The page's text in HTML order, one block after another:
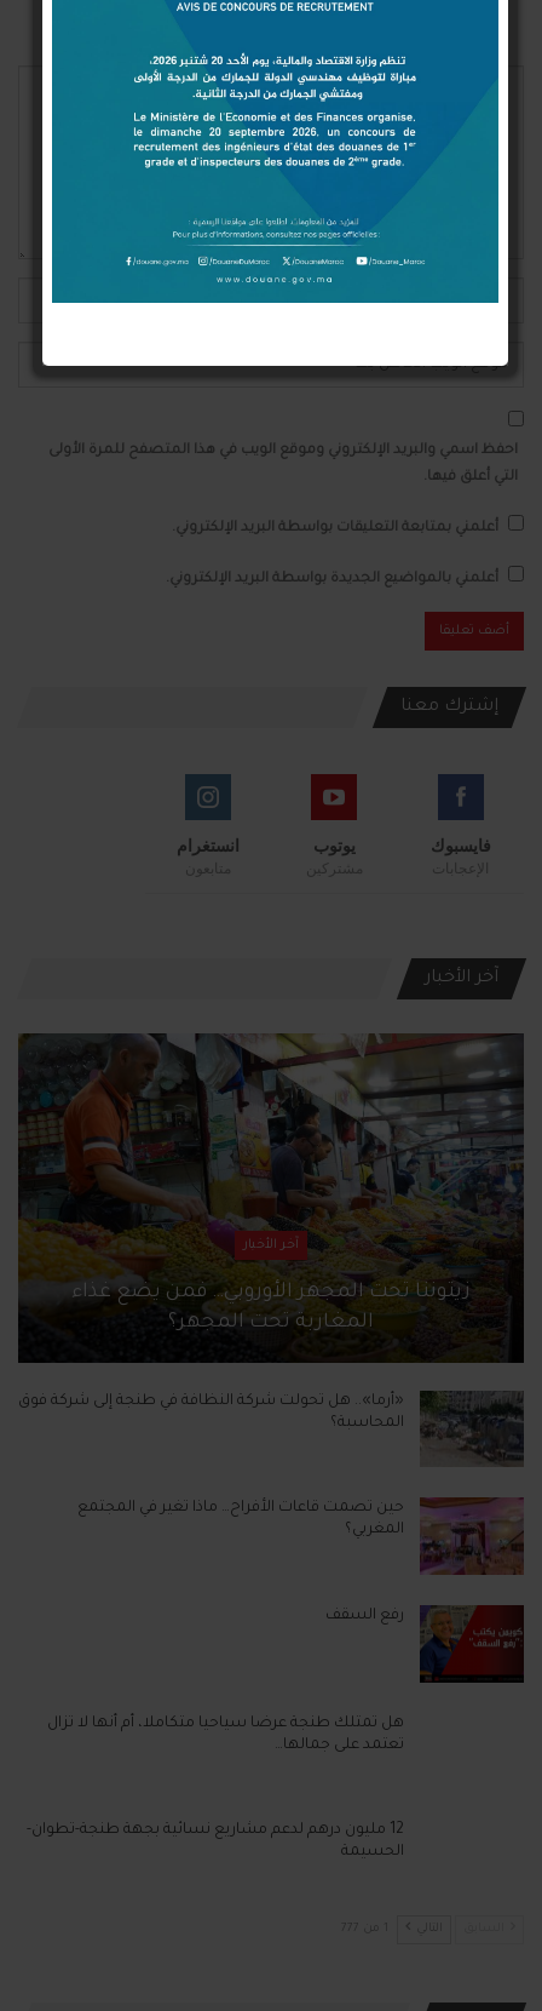
احفظ اسمي والبريد الإلكتروني وموقع الويب في هذا المتصفح للمرة الأولى
التي أعلق فيها.
أعلمني بمتابعة التعليقات بواسطة البريد الإلكتروني.
أعلمني بالمواضيع الجديدة بواسطة البريد الإلكتروني.
إشترك معنا
فايسبوك
الإعجابات
يوتوب
مشتركين
انستغرام
متابعون
آخر الأخبار
آخر الأخبار
زيتوننا تحت المجهر الأوروبي… فمن يضع غذاء
المغاربة تحت المجهر؟
«أرما».. هل تحولت شركة النظافة في طنجة إلى شركة فوق
المحاسبة؟
حين تصمت قاعات الأفراح… ماذا تغير في المجتمع
المغربي؟
رفع السقف
هل تمتلك طنجة عرضا سياحيا متكاملا، أم أنها لا تزال
تعتمد على جمالها…
12 مليون درهم لدعم مشاريع نسائية بجهة طنجة-تطوان-
الحسيمة
التالي